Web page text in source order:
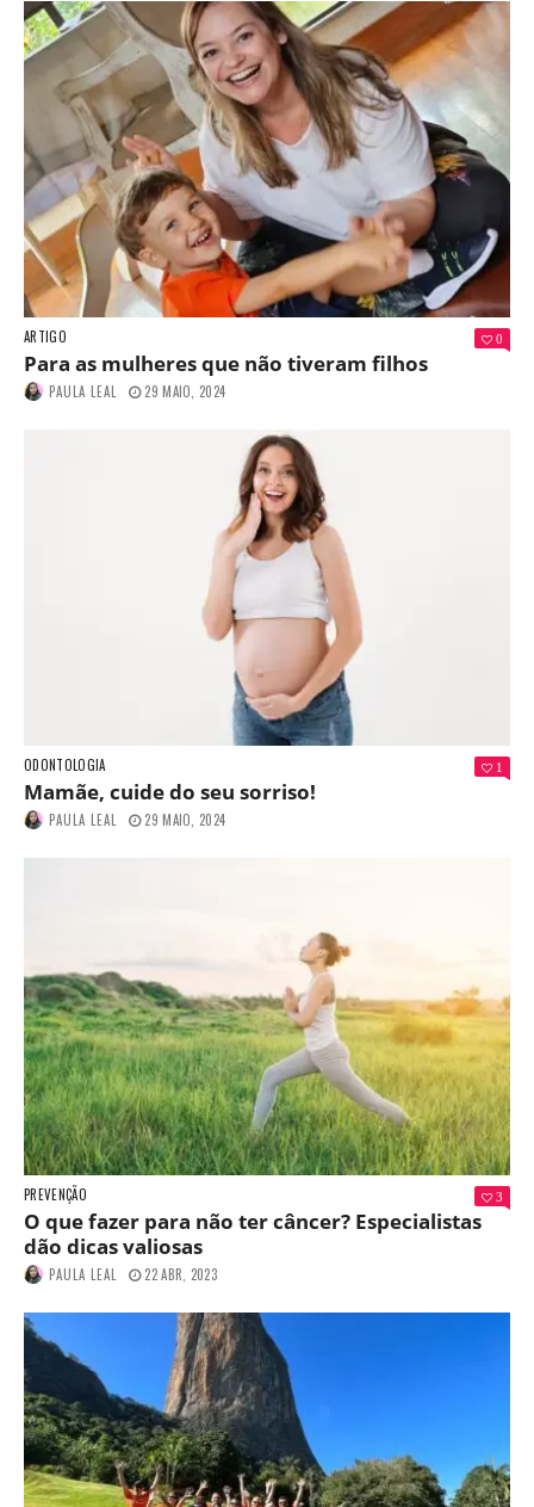
ARTIGO 0
Para as mulheres que não tiveram filhos
PAULA LEAL 29 MAIO, 2024
ODONTOLOGIA 1
Mamãe, cuide do seu sorriso!
PAULA LEAL 29 MAIO, 2024
PREVENÇÃO 3
O que fazer para não ter câncer? Especialistas
dão dicas valiosas
PAULA LEAL 22 ABR, 2023